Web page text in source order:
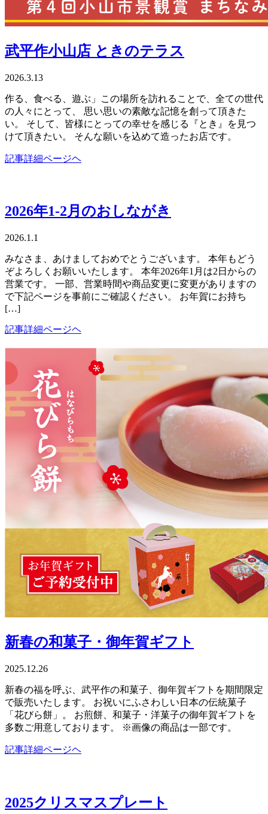
武平作小山店 ときのテラス
2026.3.13
作る、食べる、遊ぶ」この場所を訪れることで、全ての世代
の人々にとって、 思い思いの素敵な記憶を創って頂きた
い。 そして、皆様にとっての幸せを感じる『とき』を見つ
けて頂きたい。 そんな願いを込めて造ったお店です。
記事詳細ページヘ
2026年1-2月のおしながき
2026.1.1
みなさま、あけましておめでとうございます。 本年もどう
ぞよろしくお願いいたします。 本年2026年1月は2日からの
営業です。 一部、営業時間や商品変更に変更がありますの
で下記ページを事前にご確認ください。 お年賀にお持ち
[…]
記事詳細ページヘ
新春の和菓子・御年賀ギフト
2025.12.26
新春の福を呼ぶ、武平作の和菓子、御年賀ギフトを期間限定
で販売いたします。 お祝いにふさわしい日本の伝統菓子
「花びら餅」。 お煎餅、和菓子・洋菓子の御年賀ギフトを
多数ご用意しております。 ※画像の商品は一部です。
記事詳細ページヘ
2025クリスマスプレート